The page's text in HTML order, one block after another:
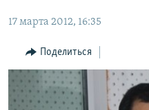
Вернутся
поиску
КЫРГЫЗЧА
ЎЗБЕКЧА
ТОҶИКӢ
TÜRKMENÇE
ПОДПИШИТЕСЬ НА НАС В
Все сайты РСЕ/РС
17 марта 2012, 16:35
Поделиться